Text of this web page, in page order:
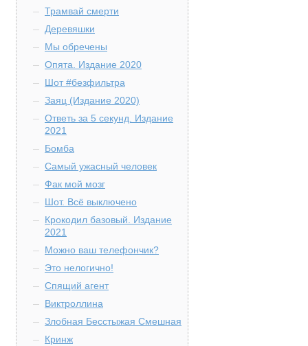
Трамвай смерти
Деревяшки
Мы обречены
Опята. Издание 2020
Шот #безфильтра
Заяц (Издание 2020)
Ответь за 5 секунд. Издание
2021
Бомба
Самый ужасный человек
Фак мой мозг
Шот. Всё выключено
Крокодил базовый. Издание
2021
Можно ваш телефончик?
Это нелогично!
Спящий агент
Виктроллина
Злобная Бесстыжая Смешная
Кринж